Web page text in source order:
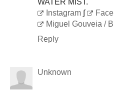
WATER MIST.
Instagram ∫
Miguel Gouveia /
Reply
Unknown